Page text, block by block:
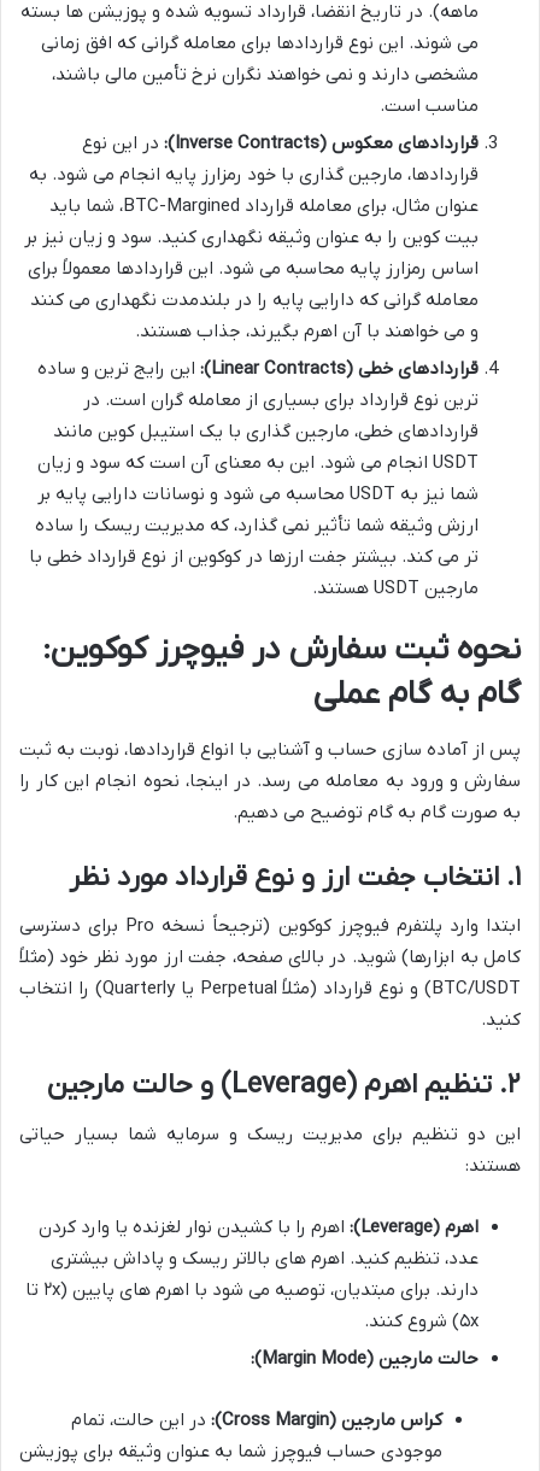
ماهه). در تاریخ انقضا، قرارداد تسویه شده و پوزیشن ها بسته
می شوند. این نوع قراردادها برای معامله گرانی که افق زمانی
مشخصی دارند و نمی خواهند نگران نرخ تأمین مالی باشند،
مناسب است.
قراردادهای معکوس (Inverse Contracts):
در این نوع
قراردادها، مارجین گذاری با خود رمزارز پایه انجام می شود. به
عنوان مثال، برای معامله قرارداد BTC-Margined، شما باید
بیت کوین را به عنوان وثیقه نگهداری کنید. سود و زیان نیز بر
اساس رمزارز پایه محاسبه می شود. این قراردادها معمولاً برای
معامله گرانی که دارایی پایه را در بلندمدت نگهداری می کنند
و می خواهند با آن اهرم بگیرند، جذاب هستند.
قراردادهای خطی (Linear Contracts):
این رایج ترین و ساده
ترین نوع قرارداد برای بسیاری از معامله گران است. در
قراردادهای خطی، مارجین گذاری با یک استیبل کوین مانند
USDT انجام می شود. این به معنای آن است که سود و زیان
شما نیز به USDT محاسبه می شود و نوسانات دارایی پایه بر
ارزش وثیقه شما تأثیر نمی گذارد، که مدیریت ریسک را ساده
تر می کند. بیشتر جفت ارزها در کوکوین از نوع قرارداد خطی با
مارجین USDT هستند.
نحوه ثبت سفارش در فیوچرز کوکوین:
گام به گام عملی
پس از آماده سازی حساب و آشنایی با انواع قراردادها، نوبت به ثبت
سفارش و ورود به معامله می رسد. در اینجا، نحوه انجام این کار را
به صورت گام به گام توضیح می دهیم.
۱. انتخاب جفت ارز و نوع قرارداد مورد نظر
ابتدا وارد پلتفرم فیوچرز کوکوین (ترجیحاً نسخه Pro برای دسترسی
کامل به ابزارها) شوید. در بالای صفحه، جفت ارز مورد نظر خود (مثلاً
BTC/USDT) و نوع قرارداد (مثلاً Perpetual یا Quarterly) را انتخاب
کنید.
۲. تنظیم اهرم (Leverage) و حالت مارجین
این دو تنظیم برای مدیریت ریسک و سرمایه شما بسیار حیاتی
هستند:
اهرم (Leverage):
اهرم را با کشیدن نوار لغزنده یا وارد کردن
عدد، تنظیم کنید. اهرم های بالاتر ریسک و پاداش بیشتری
دارند. برای مبتدیان، توصیه می شود با اهرم های پایین (۲x تا
۵x) شروع کنند.
حالت مارجین (Margin Mode):
کراس مارجین (Cross Margin):
در این حالت، تمام
موجودی حساب فیوچرز شما به عنوان وثیقه برای پوزیشن